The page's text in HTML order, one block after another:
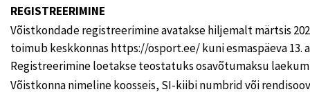
REGISTREERIMINE
Võistkondade registreerimine avatakse hiljemalt märtsis
toimub keskkonnas https://osport.ee/ kuni esmaspäeva 13.
Registreerimine loetakse teostatuks osavõtumaksu
Võistkonna nimeline koosseis, SI-kiibi numbrid või